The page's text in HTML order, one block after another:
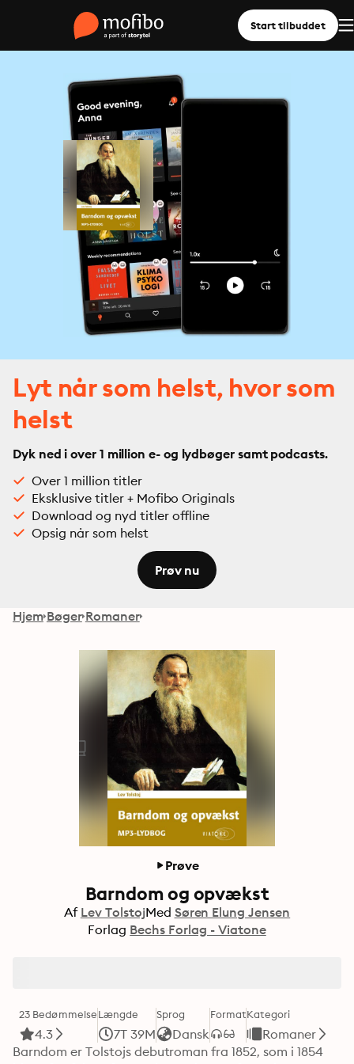
Start tilbuddet
Lyt når som helst, hvor som
helst
Dyk ned i over 1 million e- og lydbøger samt podcasts.
Over 1 million titler
Eksklusive titler + Mofibo Originals
Download og nyd titler offline
Opsig når som helst
Prøv nu
Hjem Bøger Romaner
Prøve
Barndom og opvækst
Af Lev TolstojMed Søren Elung Jensen
Forlag Bechs Forlag - Viatone
23 Bedømmelse
4.3
Længde
7T 39M
Sprog
Dansk
FormatKategori
Romaner
Barndom er Tolstojs debutroman fra 1852, som i 1854